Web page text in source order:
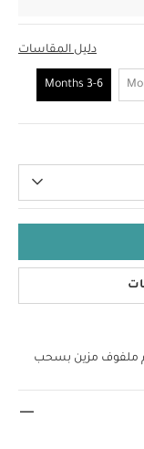
دليل المقاسات
3-6 Months
ملفوف مزين بسحب